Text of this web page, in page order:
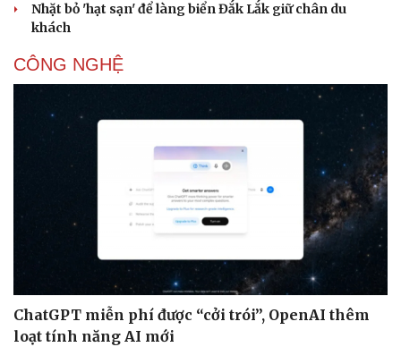
Văn hóa
Sân khấu - Điện ảnh
Văn học
Giải trí
Nghệ sĩ
Nhặt bỏ 'hạt sạn' để làng biển Đắk Lắk giữ chân du
khách
CÔNG NGHỆ
ChatGPT miễn phí được “cởi trói”, OpenAI thêm
loạt tính năng AI mới